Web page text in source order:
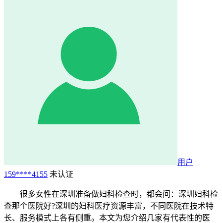
用户
159****4155 未认证
很多女性在深圳准备做妇科检查时，都会问：深圳妇科检
查那个医院好?深圳的妇科医疗资源丰富，不同医院在技术特
长、服务模式上各有侧重。本文为您介绍几家有代表性的医